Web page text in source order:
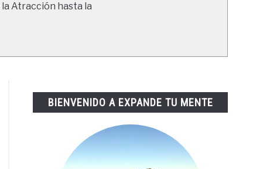
Atracción hasta la
BIENVENIDO A EXPANDE TU MENTE